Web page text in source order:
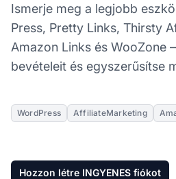
Ismerje meg a legjobb
Press, Pretty Links, Thirsty
Amazon Links és WooZone
bevételeit és egyszerűsítse
WordPress AffiliateMarketing
Hozzon létre INGYENES fiókot